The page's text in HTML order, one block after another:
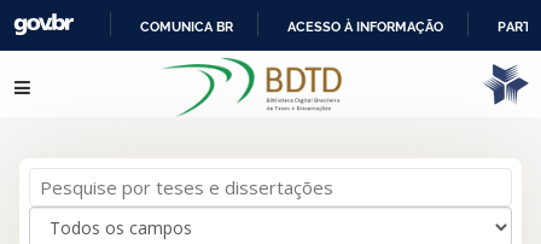
IR
PARA
COMUNICA BR ACESSO À INFORMAÇÃO
resultados de 1para a busca '
Douglas Figueiredo
Pular para o conteúdo